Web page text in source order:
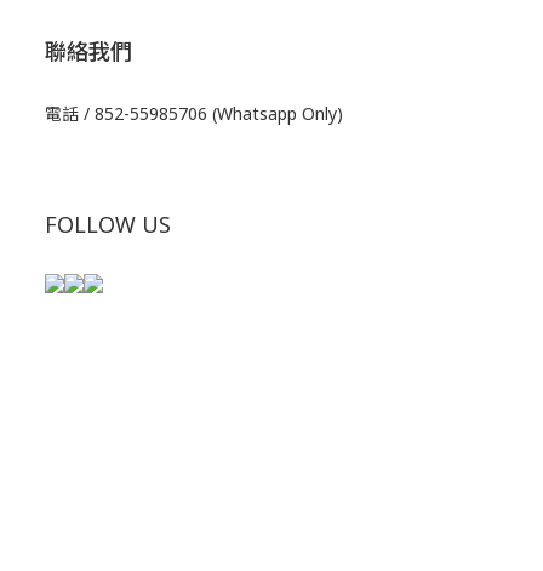
聯絡我們
電話 / 852-55985706 (Whatsapp Only)
FOLLOW US